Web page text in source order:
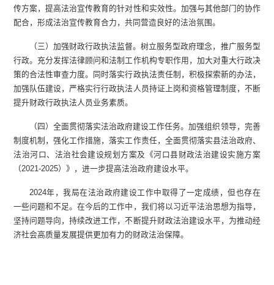
传方案，提高法治宣传教育的针对性和实效性。加强与其他部门的协作
配合，形成法治宣传教育合力，共同营造良好的法治氛围。
（三）加强财政行政执法监督。树立服务型政府理念，推广服务型
行政。充分发挥法律顾问和法制工作机构专职作用，加大对重大行政决
策的合法性审查力度。同时落实行政执法责任制，积极探索新的办法，
加强队伍建设，严格实行行政执法人员持证上岗和资格管理制度，不断
提升财政行政执法人员业务素质。
（四）全面贯彻落实法治政府建设工作任务。加强组织领导，完善
制度机制，强化工作措施，落实工作责任，全面贯彻落实县法治政府、
法治河口、法治社会建设规划方案及《河口县财政法治建设实施方案
（2021-2025）》，进一步提高法治政府建设水平。
2024年，我局在法治政府建设工作中取得了一定成绩，但也存在
一些问题和不足。在今后的工作中，我们将以习近平法治思想为指导，
坚持问题导向，持续改进工作，不断提升财政法治建设水平，为推动经
济社会高质量发展提供更加有力的财政法治保障。